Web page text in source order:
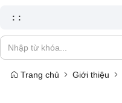
: :
Trang chủ Giới thiệu